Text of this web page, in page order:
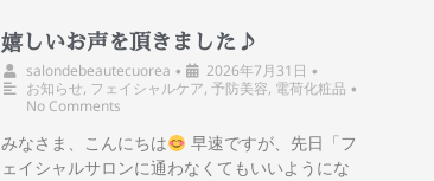
嬉しいお声を頂きました♪
salondebeautecuorea • 2026年7月31日 •
お知らせ, フェイシャルケア, 予防美容, 電荷化粧品 •
No Comments
みなさま、こんにちは
早速ですが、先日「フ
ェイシャルサロンに通わなくてもいいようにな